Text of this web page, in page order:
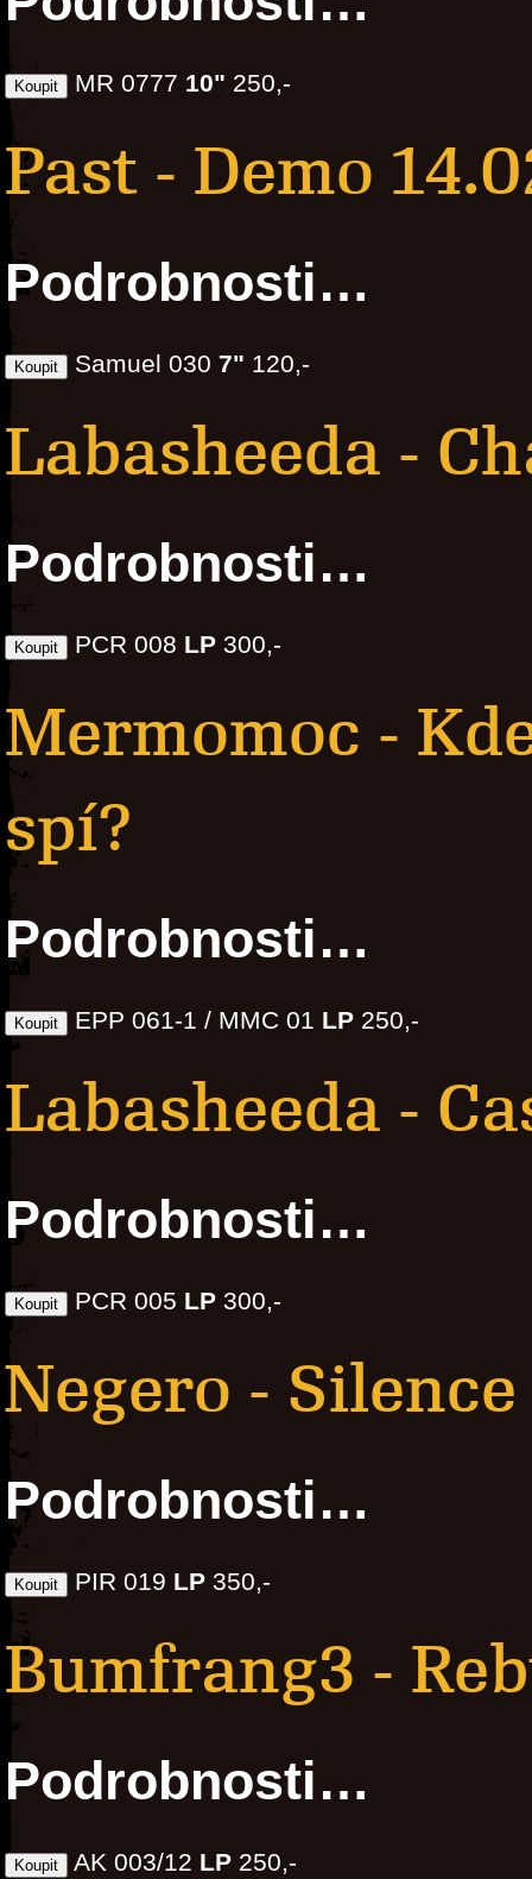
MR 0777 10" 250,-
Past - Demo
Podrobnosti…
Samuel 030 7" 120,-
Labasheeda -
Podrobnosti…
PCR 008 LP 300,-
Mermomoc -
spí?
Podrobnosti…
EPP 061-1 / MMC 01 LP 250,-
Labasheeda -
Podrobnosti…
PCR 005 LP 300,-
Negero -
Podrobnosti…
PIR 019 LP 350,-
Bumfrang3 -
Podrobnosti…
AK 003/12 LP 250,-